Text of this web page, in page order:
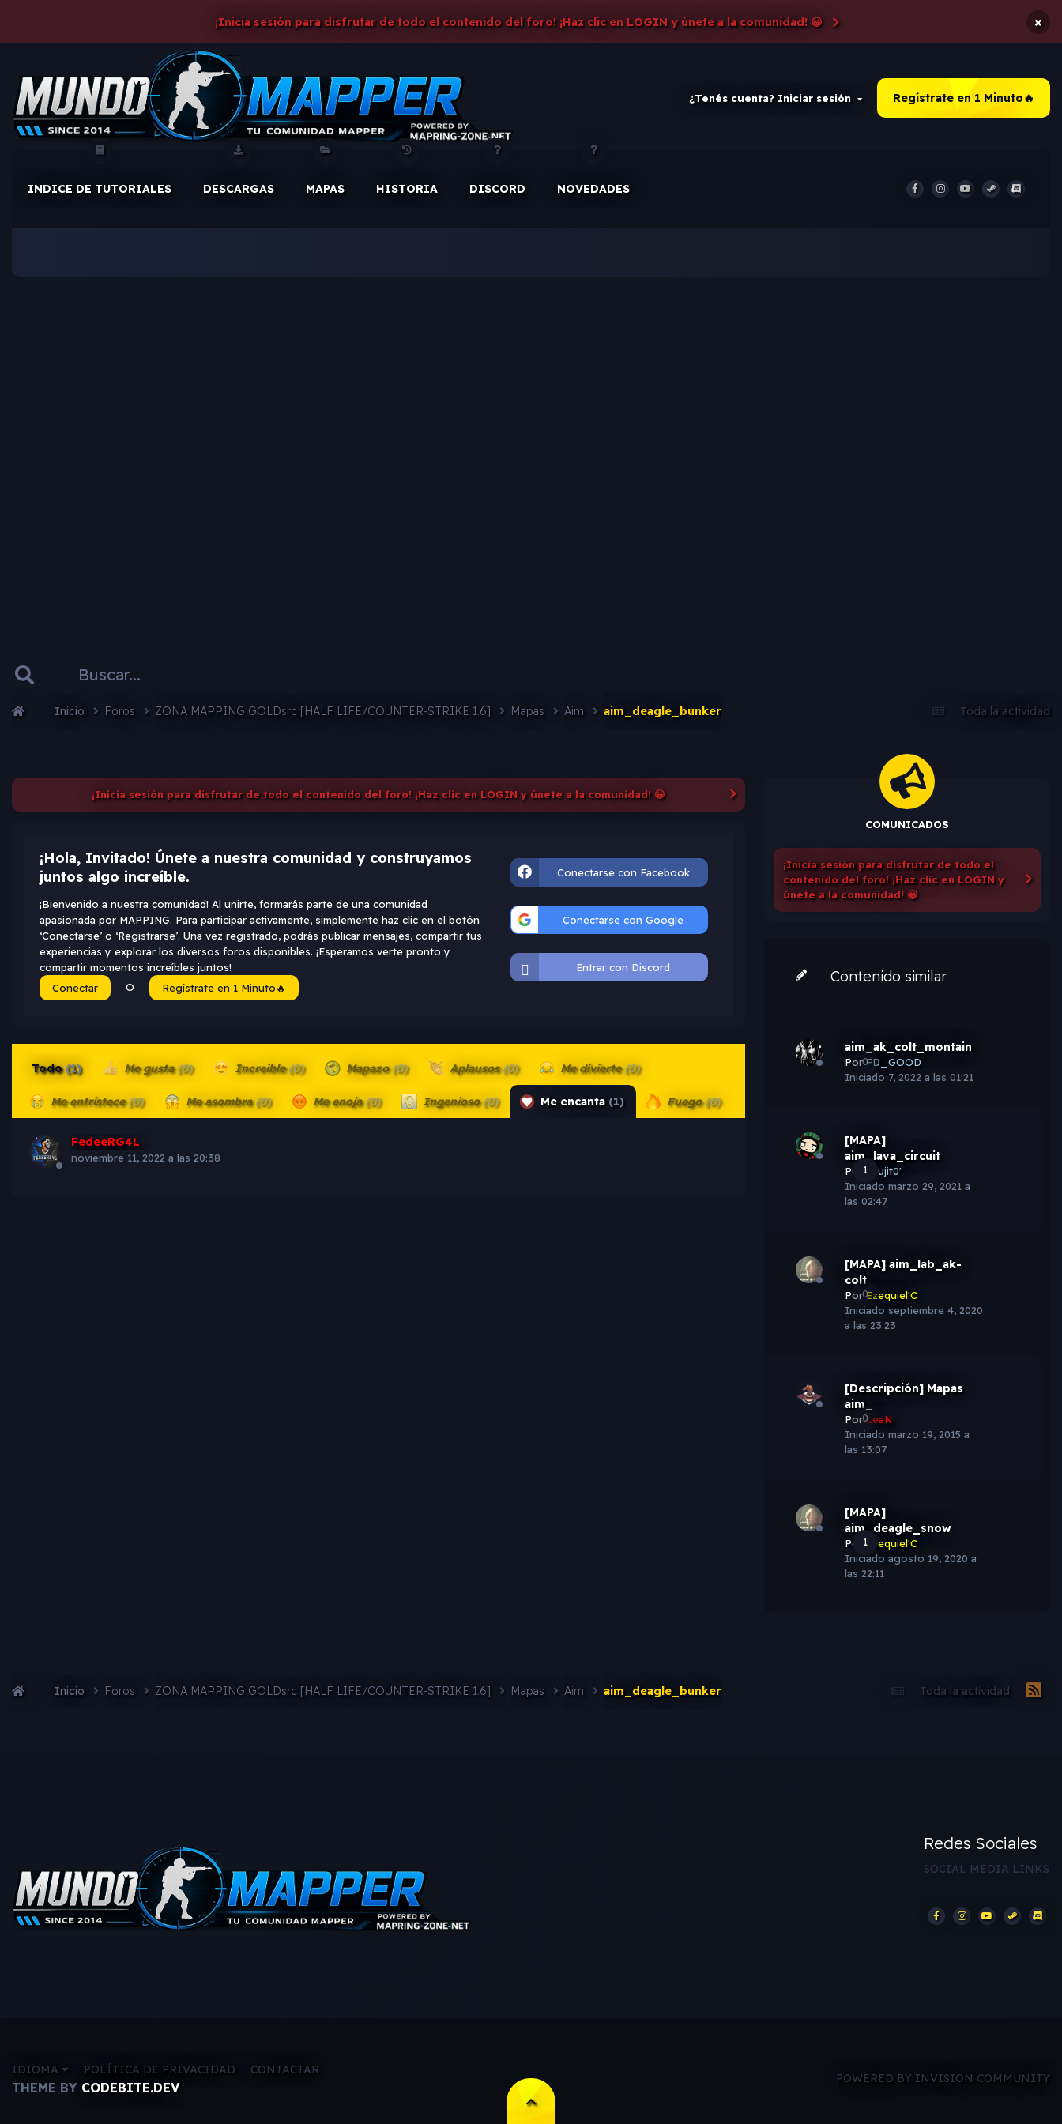
¡Inicia sesión para disfrutar de todo el contenido del foro! ¡Haz clic en LOGIN y únete a la comunidad! 😀 ×
¿Tenés cuenta? Iniciar sesión Regístrate en 1 Minuto🔥
INDICE DE TUTORIALES DESCARGAS MAPAS HISTORIA DISCORD NOVEDADES
Toda la actividad
Inicio Foros ZONA MAPPING GOLDsrc [HALF LIFE/COUNTER-STRIKE 1.6] Mapas Aim aim_deagle_bunker
¡Inicia sesión para disfrutar de todo el contenido del foro! ¡Haz clic en LOGIN y únete a la comunidad! 😀
¡Hola, Invitado! Únete a nuestra comunidad y construyamos
juntos algo increíble.
¡Bienvenido a nuestra comunidad! Al unirte, formarás parte de una comunidad
apasionada por MAPPING. Para participar activamente, simplemente haz clic en el botón
‘Conectarse’ o ‘Registrarse’. Una vez registrado, podrás publicar mensajes, compartir tus
experiencias y explorar los diversos foros disponibles. ¡Esperamos verte pronto y
compartir momentos increíbles juntos!
Conectar
O Regístrate en 1 Minuto🔥
Conectarse con Facebook
Conectarse con Google
Entrar con Discord
Todo(1) Me gusta(0) Increible(0) Mapazo(0) Aplausos(0) Me divierte(0)
Me entristece(0) Me asombra(0) Me enoja(0) Ingenioso(0) Me encanta (1) Fuego(0)
FedeeRG4L
noviembre 11, 2022 a las 20:38
COMUNICADOS
¡Inicia sesión para disfrutar de todo el
contenido del foro! ¡Haz clic en LOGIN y
únete a la comunidad! 😀
Contenido similar
0
aim_ak_colt_montain
PorFD_GOOD
Iniciado 7, 2022 a las 01:21
1
[MAPA]
aim_lava_circuit
PorBrujit0'
Iniciado marzo 29, 2021 a
las 02:47
0
[MAPA] aim_lab_ak-
colt
PorEzequiel'C
Iniciado septiembre 4, 2020
a las 23:23
0
[Descripción] Mapas
aim_
PorLeaN
Iniciado marzo 19, 2015 a
las 13:07
1
[MAPA]
aim_deagle_snow
PorEzequiel'C
Iniciado agosto 19, 2020 a
las 22:11
Toda la actividad
Inicio Foros ZONA MAPPING GOLDsrc [HALF LIFE/COUNTER-STRIKE 1.6] Mapas Aim aim_deagle_bunker
Redes Sociales
SOCIAL MEDIA LINKS
IDIOMA POLÍTICA DE PRIVACIDAD CONTACTAR
THEME BY CODEBITE.DEV
POWERED BY INVISION COMMUNITY